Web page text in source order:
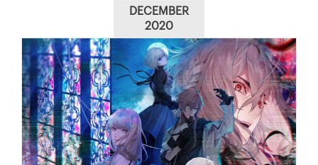
DECEMBER
2020